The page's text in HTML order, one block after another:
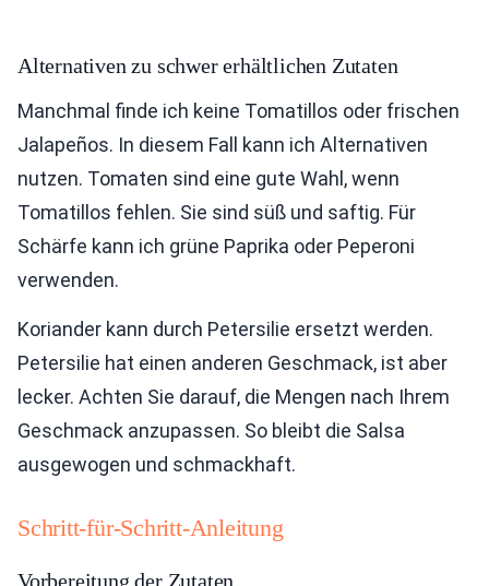
Alternativen zu schwer erhältlichen Zutaten
Manchmal finde ich keine Tomatillos oder frischen
Jalapeños. In diesem Fall kann ich Alternativen
nutzen. Tomaten sind eine gute Wahl, wenn
Tomatillos fehlen. Sie sind süß und saftig. Für
Schärfe kann ich grüne Paprika oder Peperoni
verwenden.
Koriander kann durch Petersilie ersetzt werden.
Petersilie hat einen anderen Geschmack, ist aber
lecker. Achten Sie darauf, die Mengen nach Ihrem
Geschmack anzupassen. So bleibt die Salsa
ausgewogen und schmackhaft.
Schritt-für-Schritt-Anleitung
Vorbereitung der Zutaten